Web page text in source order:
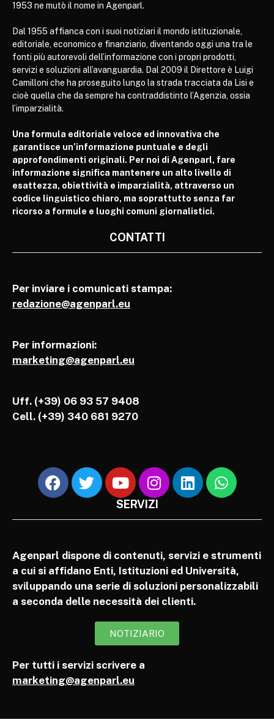
1953 ne mutò il nome in Agenparl.
Dal 1955 affianca con i suoi notiziari il mondo istituzionale,
editoriale, economico e finanziario, diventando oggi una tra le
fonti più autorevoli dell’informazione con i propri prodotti,
servizi e soluzioni all’avanguardia. Dal 2009 il Direttore è Luigi
Camilloni che ha proseguito lungo la strada tracciata da Lisi e
cioè quella che da sempre ha contraddistinto l’Agenzia, ossia
l’imparzialità.
Una formula editoriale veloce ed innovativa che
garantisce un’informazione puntuale e degli
approfondimenti originali. Per noi di Agenparl, fare
informazione significa mantenere un alto livello di
esattezza, obiettività e imparzialità, attraverso un
codice linguistico chiaro, ma soprattutto senza far
ricorso a formule e luoghi comuni giornalistici.
CONTATTI
Per inviare i comunicati stampa:
redazione@agenparl.eu
Per informazioni:
marketing@agenparl.eu
Uff. (+39) 06 93 57 9408
Cell. (+39) 340 681 9270
SERVIZI
Agenparl dispone di contenuti, servizi e strumenti
a cui si affidano Enti, Istituzioni ed Università,
sviluppando una serie di soluzioni personalizzabili
a seconda delle necessità dei clienti.
NOTIZIARIO
Per tutti i servizi scrivere a
marketing@agenparl.eu